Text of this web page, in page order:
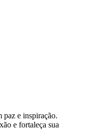
paz e inspiração.
e fortaleça sua